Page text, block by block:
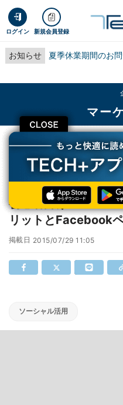
ログイン 新規会員登録
お知らせ 夏季休業期間のお
マー
TECH+ 企業IT
マーケティング
初心者向け！Facebook広告のメ
初心者向け！
リットとFacebook
掲載日 2015/07/29 11:05
ソーシャル活用